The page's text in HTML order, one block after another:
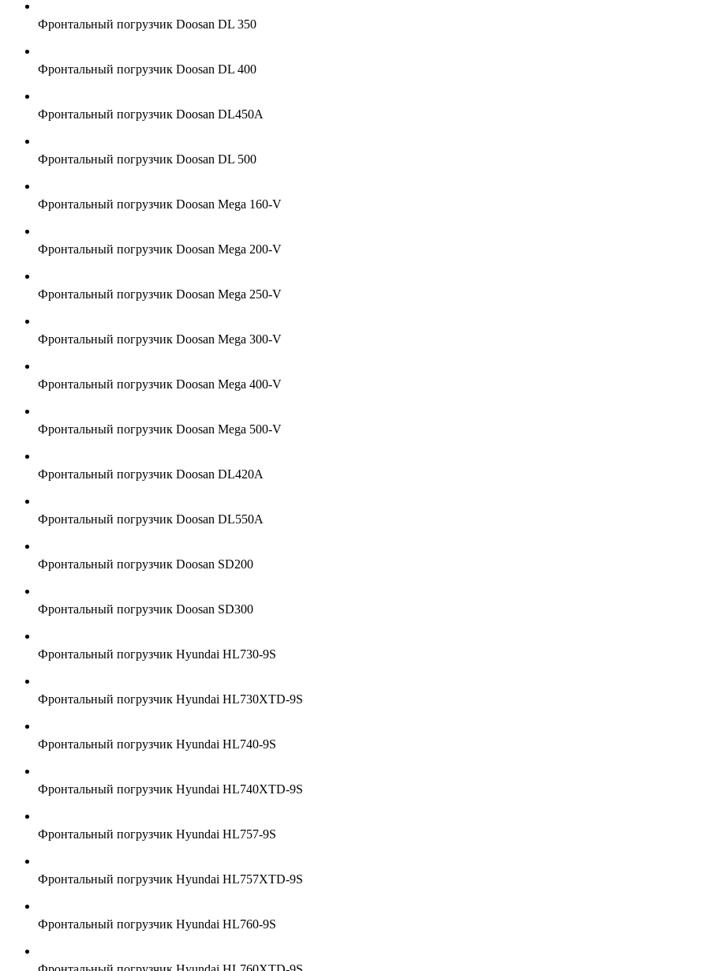
Фронтальный погрузчик Doosan DL 350
Фронтальный погрузчик Doosan DL 400
Фронтальный погрузчик Doosan DL450A
Фронтальный погрузчик Doosan DL 500
Фронтальный погрузчик Doosan Mega 160-V
Фронтальный погрузчик Doosan Mega 200-V
Фронтальный погрузчик Doosan Mega 250-V
Фронтальный погрузчик Doosan Mega 300-V
Фронтальный погрузчик Doosan Mega 400-V
Фронтальный погрузчик Doosan Mega 500-V
Фронтальный погрузчик Doosan DL420A
Фронтальный погрузчик Doosan DL550А
Фронтальный погрузчик Doosan SD200
Фронтальный погрузчик Doosan SD300
Фронтальный погрузчик Hyundai HL730-9S
Фронтальный погрузчик Hyundai HL730XTD-9S
Фронтальный погрузчик Hyundai HL740-9S
Фронтальный погрузчик Hyundai HL740XTD-9S
Фронтальный погрузчик Hyundai HL757-9S
Фронтальный погрузчик Hyundai HL757XTD-9S
Фронтальный погрузчик Hyundai HL760-9S